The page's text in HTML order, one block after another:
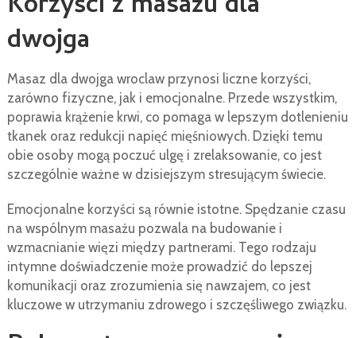
dwojga
Masaz dla dwojga wroclaw przynosi liczne korzyści,
zarówno fizyczne, jak i emocjonalne. Przede wszystkim,
poprawia krążenie krwi, co pomaga w lepszym dotlenieniu
tkanek oraz redukcji napięć mięśniowych. Dzięki temu
obie osoby mogą poczuć ulgę i zrelaksowanie, co jest
szczególnie ważne w dzisiejszym stresującym świecie.
Emocjonalne korzyści są równie istotne. Spędzanie czasu
na wspólnym masażu pozwala na budowanie i
wzmacnianie więzi między partnerami. Tego rodzaju
intymne doświadczenie może prowadzić do lepszej
komunikacji oraz zrozumienia się nawzajem, co jest
kluczowe w utrzymaniu zdrowego i szczęśliwego związku.